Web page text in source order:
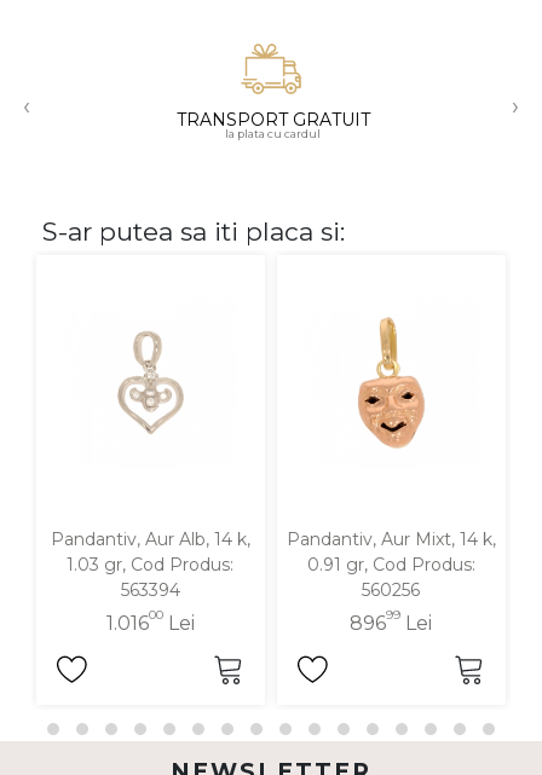
‹ TRANSPORT GRATUIT
la plata cu cardul
›
S-ar putea sa iti placa si:
Pandantiv, Aur Alb, 14 k,
1.03 gr, Cod Produs:
563394
1.01600Lei
Pandantiv, Aur Mixt, 14 k,
0.91 gr, Cod Produs:
560256
89699 Lei